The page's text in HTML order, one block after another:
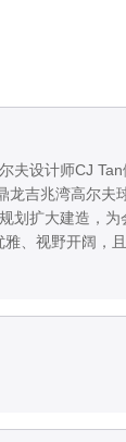
夫设计师CJ
吉兆湾高尔夫
划扩大建造，
、视野开阔，